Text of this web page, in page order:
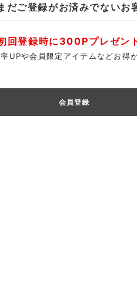
だご登録がお済みでないお
回登録時に300Pプレゼン
UPや会員限定アイテムなどお得
会員登録